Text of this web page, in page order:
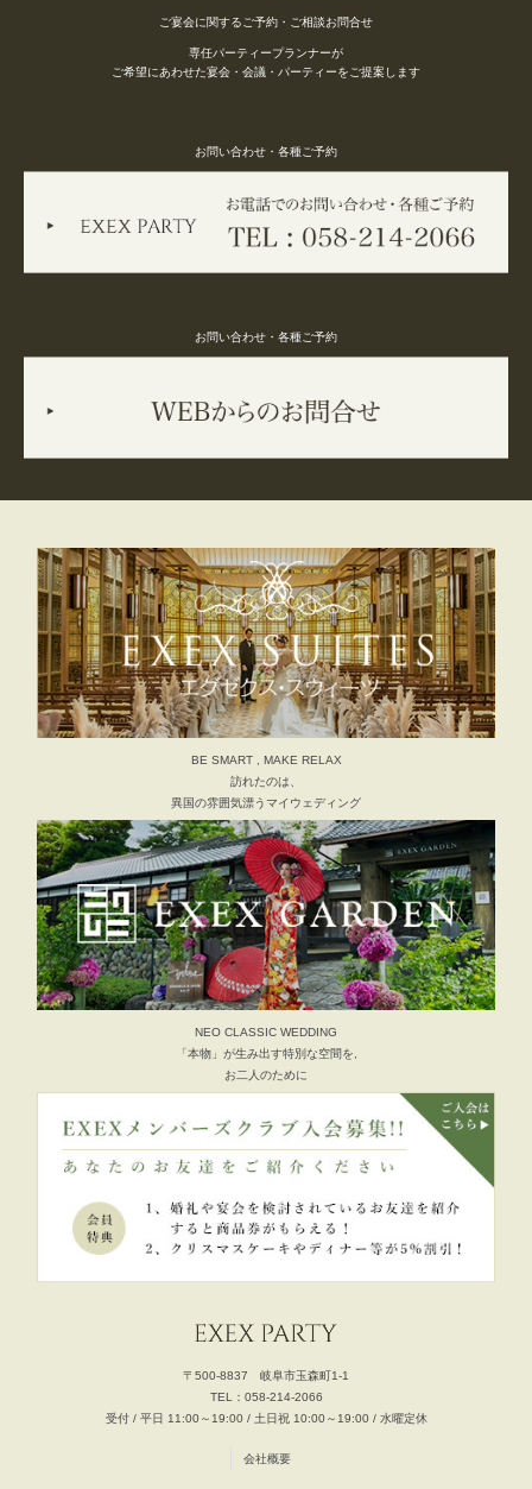
ご宴会に関するご予約・ご相談お問合せ
専任パーティープランナーが
ご希望にあわせた宴会・会議・パーティーをご提案します
お問い合わせ・各種ご予約
お問い合わせ・各種ご予約
BE SMART , MAKE RELAX
訪れたのは、
異国の雰囲気漂うマイウェディング
NEO CLASSIC WEDDING
「本物」が生み出す特別な空間を,
お二人のために
〒500-8837 岐阜市玉森町1-1
TEL：058-214-2066
受付 / 平日 11:00～19:00 / 土日祝 10:00～19:00 / 水曜定休
会社概要